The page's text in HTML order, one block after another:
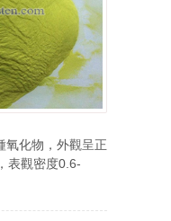
氧化物，外觀呈正
表觀密度0.6-